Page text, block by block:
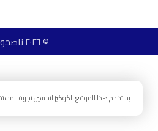
© ٢٠٢٦ ناصحون
يستخدم هذا الموقع الكوكيز لتحسين تجربة